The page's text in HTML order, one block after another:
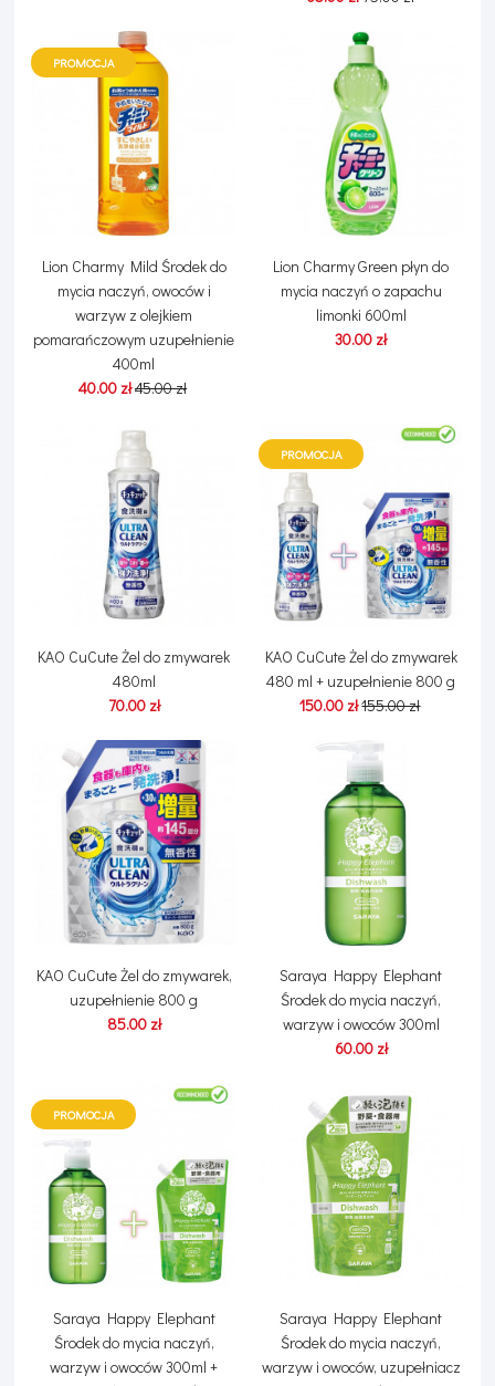
PROMOCJA
Lion Charmy Mild Środek do
mycia naczyń, owoców i
warzyw z olejkiem
pomarańczowym uzupełnienie
400ml
40.00 zł45.00 zł
Lion Charmy Green płyn do
mycia naczyń o zapachu
limonki 600ml
30.00 zł
KAO CuCute Żel do zmywarek
480ml
70.00 zł
PROMOCJA
KAO CuCute Żel do zmywarek
480 ml + uzupełnienie 800 g
150.00 zł155.00 zł
KAO CuCute Żel do zmywarek,
uzupełnienie 800 g
85.00 zł
Saraya Happy Elephant
Środek do mycia naczyń,
warzyw i owoców 300ml
60.00 zł
PROMOCJA
Saraya Happy Elephant
Środek do mycia naczyń,
warzyw i owoców 300ml +
Saraya Happy Elephant
Środek do mycia naczyń,
warzyw i owoców, uzupełniacz